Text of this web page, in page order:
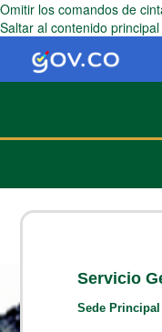
Omitir los comandos de
Saltar al contenido principal
Servicio
Sede Principal